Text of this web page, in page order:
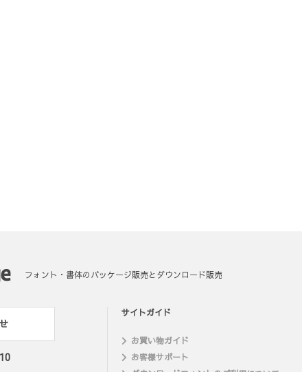
フォント・書体のパッケージ販売とダウンロード販売
サイトガイド
お買い物ガイド
お客様サポート